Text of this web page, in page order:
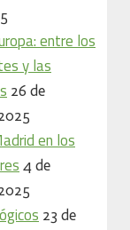
entre los
y las
26 de
en los
4 de
23 de